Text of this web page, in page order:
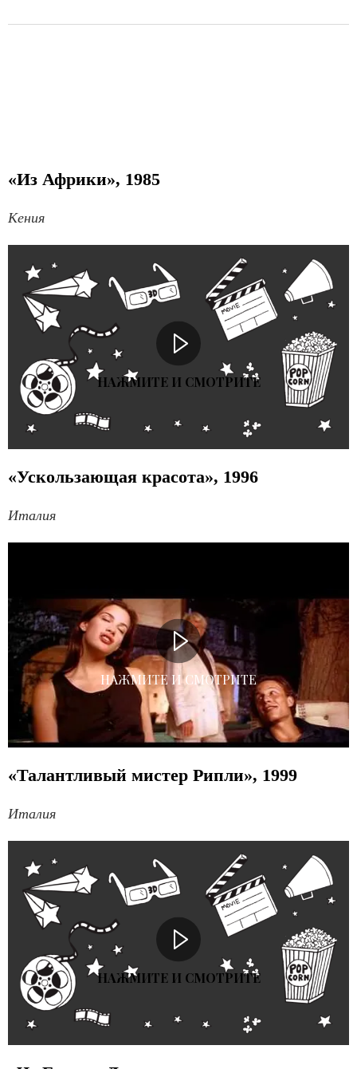
«Из Африки», 1985
Кения
НАЖМИТЕ И СМОТРИТЕ
«Ускользающая красота», 1996
Италия
НАЖМИТЕ И СМОТРИТЕ
«Талантливый мистер Рипли», 1999
Италия
НАЖМИТЕ И СМОТРИТЕ